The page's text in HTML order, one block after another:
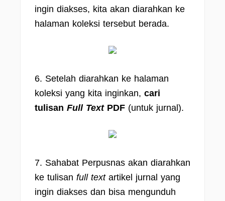
ingin diakses, kita akan diarahkan ke
halaman koleksi tersebut berada.
6. Setelah diarahkan ke halaman
koleksi yang kita inginkan, cari
tulisan Full TextPDF (untuk jurnal).
7. Sahabat Perpusnas akan diarahkan
ke tulisan full text artikel jurnal yang
ingin diakses dan bisa mengunduh